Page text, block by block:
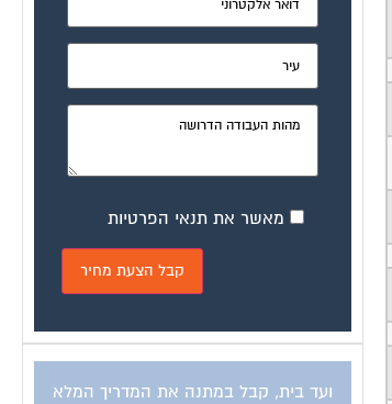
מאשר את תנאי הפרטיות
ועד בית, קבל במתנה את המדריך המלא